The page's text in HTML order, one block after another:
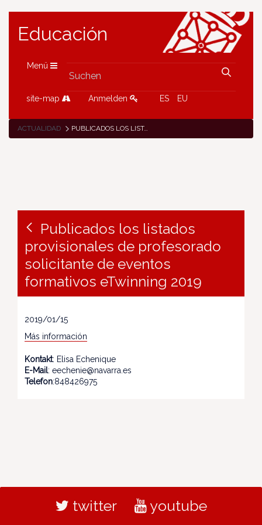
Educación
Menü
site-map Anmelden ES EU
ACTUALIDAD PUBLICADOS LOS LISTADOS PROVISIONALES DE PROFESORADO SOLICITANTE DE EVENTOS FORMATIVOS ETWINNING 2019
Publicados los listados
provisionales de profesorado
solicitante de eventos
formativos eTwinning 2019
2019/01/15
Más información
Kontakt: Elisa Echenique
E-Mail: eechenie@navarra.es
Telefon:848426975
twitter youtube